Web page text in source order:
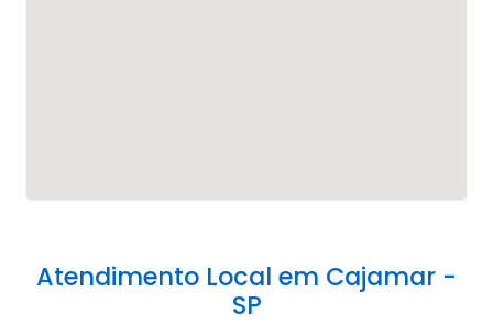
Atendimento Local em Cajamar -
SP